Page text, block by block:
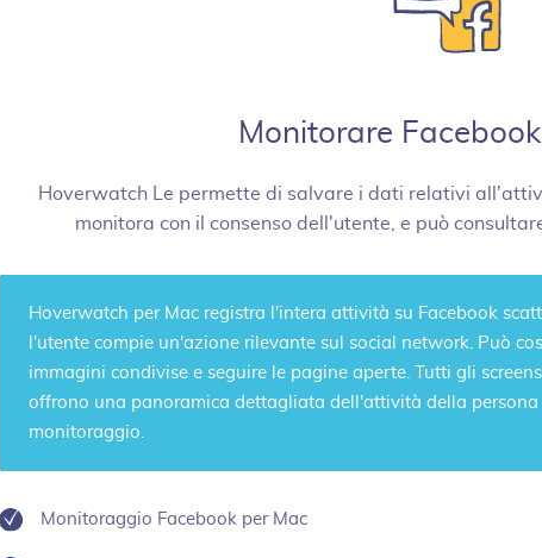
Monitorare
Hoverwatch Le permette di salvare i dati relativi
monitora con il consenso dell'utente, e può
Hoverwatch per Mac registra l'intera attività su Facebook
l'utente compie un'azione rilevante sul social network. Può
immagini condivise e seguire le pagine aperte. Tutti gli
offrono una panoramica dettagliata dell'attività della
monitoraggio.
Monitoraggio Facebook per Mac